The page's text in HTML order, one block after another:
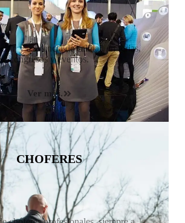
y asistencia de calidad en ferias,
congresos y eventos.
Ver más.
CHOFERES